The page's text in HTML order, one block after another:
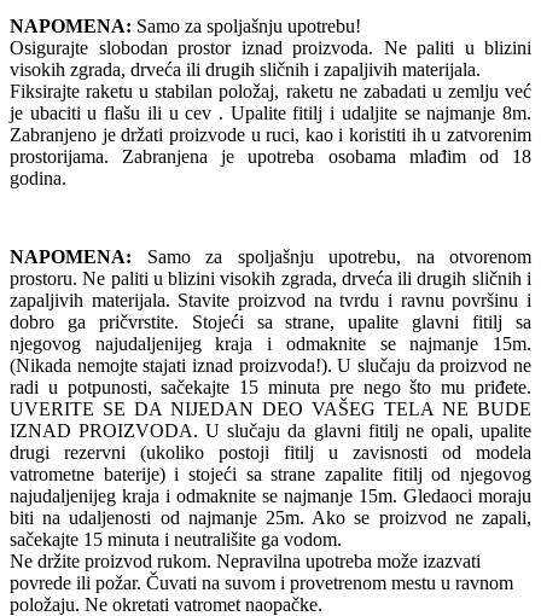
NAPOMENA: Samo za spoljašnju upotrebu!
Osigurajte slobodan prostor iznad proizvoda. Ne paliti u blizini
visokih zgrada, drveća ili drugih sličnih i zapaljivih materijala.
Fiksirajte raketu u stabilan položaj, raketu ne zabadati u zemlju već
je ubaciti u flašu ili u cev . Upalite fitilj i udaljite se najmanje 8m.
Zabranjeno je držati proizvode u ruci, kao i koristiti ih u zatvorenim
prostorijama. Zabranjena je upotreba osobama mlađim od 18
godina.
NAPOMENA: Samo za spoljašnju upotrebu, na otvorenom
prostoru. Ne paliti u blizini visokih zgrada, drveća ili drugih sličnih i
zapaljivih materijala. Stavite proizvod na tvrdu i ravnu površinu i
dobro ga pričvrstite. Stojeći sa strane, upalite glavni fitilj sa
njegovog najudaljenijeg kraja i odmaknite se najmanje 15m.
(Nikada nemojte stajati iznad proizvoda!). U slučaju da proizvod ne
radi u potpunosti, sačekajte 15 minuta pre nego što mu priđete.
UVERITE SE DA NIJEDAN DEO VAŠEG TELA NE BUDE
IZNAD PROIZVODA. U slučaju da glavni fitilj ne opali, upalite
drugi rezervni (ukoliko postoji fitilj u zavisnosti od modela
vatrometne baterije) i stojeći sa strane zapalite fitilj od njegovog
najudaljenijeg kraja i odmaknite se najmanje 15m. Gledaoci moraju
biti na udaljenosti od najmanje 25m. Ako se proizvod ne zapali,
sačekajte 15 minuta i neutrališite ga vodom.
Ne držite proizvod rukom. Nepravilna upotreba može izazvati
povrede ili požar. Čuvati na suvom i provetrenom mestu u ravnom
položaju. Ne okretati vatromet naopačke.